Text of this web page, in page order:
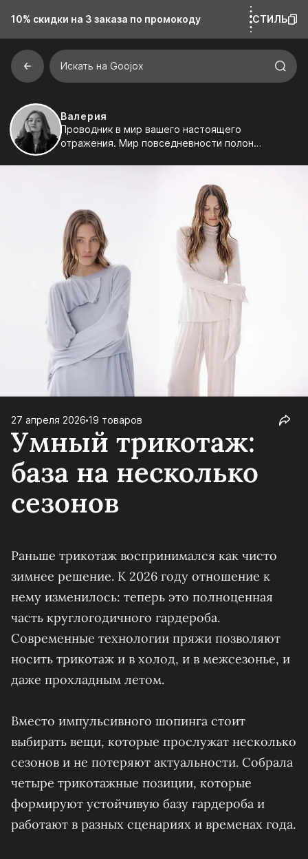
10% скидки на 3 заказа по промокоду СТИЛЬ
Искать на Goojox
Валерия
Проводник в мир вашего настоящего
отражения. Мир повседневности полон
— попытка интерпретации реальности. Иногда
на пути достаточно одного намёка, чтобы шаг
стал увереннее.
27 апреля 2026 19 товаров
Умный трикотаж:
база на несколько
сезонов
Раньше трикотаж воспринимался как чисто
зимнее решение. К 2026 году отношение к
нему изменилось: теперь это полноценная
часть круглогодичного гардероба.
Современные технологии пряжи позволяют
носить трикотаж и в холод, и в межсезонье, и
даже прохладным летом.
Вместо импульсивного шопинга стоит
выбирать вещи, которые прослужат несколько
сезонов и не потеряют актуальности. Собрала
четыре трикотажные позиции, которые
формируют устойчивую базу гардероба и
работают в разных сценариях и временах года.